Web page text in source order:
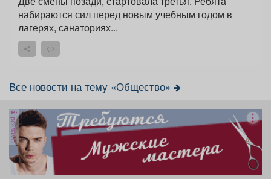
набираются сил перед новым учебным годом в
лагерях, санаториях...
Все новости на тему «Общество»
реклама